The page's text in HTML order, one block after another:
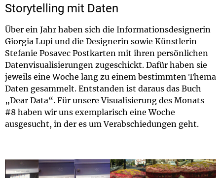
Storytelling mit Daten
Über ein Jahr haben sich die Informationsdesignerin
Giorgia Lupi und die Designerin sowie Künstlerin
Stefanie Posavec Postkarten mit ihren persönlichen
Datenvisualisierungen zugeschickt. Dafür haben sie
jeweils eine Woche lang zu einem bestimmten Thema
Daten gesammelt. Entstanden ist daraus das Buch
„Dear Data“. Für unsere Visualisierung des Monats
#8 haben wir uns exemplarisch eine Woche
ausgesucht, in der es um Verabschiedungen geht.